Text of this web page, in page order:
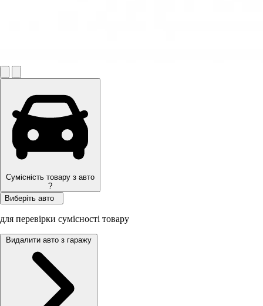
Сумісність товару з авто
?
Виберіть авто
для перевірки сумісності товару
Видалити авто з гаражу